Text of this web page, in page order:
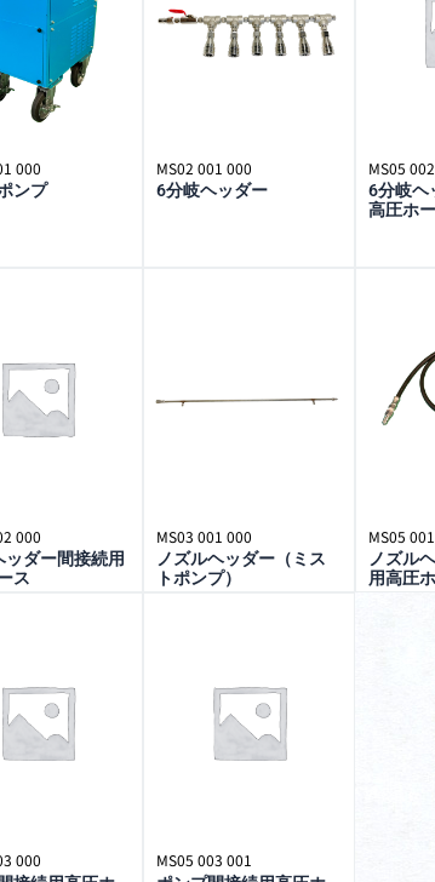
000
ンプ
MS02 001 000
6分岐ヘッダー
MS05
6分岐ヘ
高圧ホ
000
ッダー間接続用
ス
MS03 001 000
ノズルヘッダー（ミス
トポンプ）
MS05
ノズル
用高圧
000 MS05 003 001